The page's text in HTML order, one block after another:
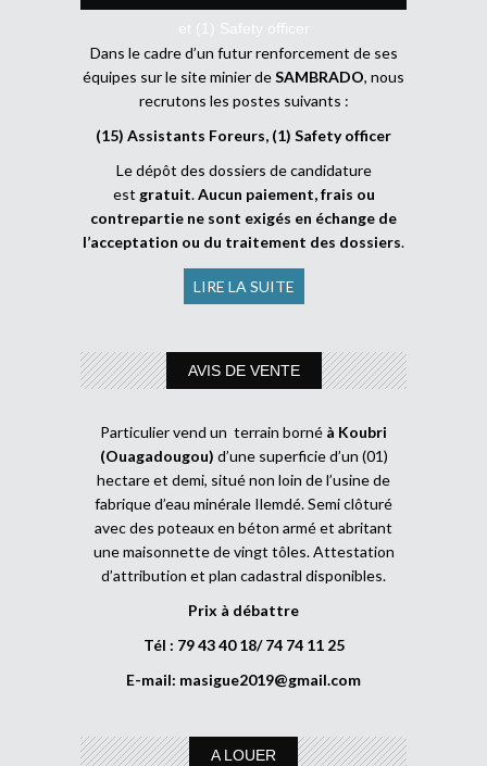
et (1) Safety officer
Dans le cadre d’un futur renforcement de ses
équipes sur le site minier deSAMBRADO, nous
recrutons les postes suivants :
(15) Assistants Foreurs, (1) Safety officer
Le dépôt des dossiers de candidature
est gratuit.Aucun paiement, frais ou
contrepartie ne sont exigés en échange de
l’acceptation ou du traitement des dossiers.
LIRE LA SUITE
AVIS DE VENTE
Particulier vend un terrain borné à Koubri
(Ouagadougou) d’une superficie d’un (01)
hectare et demi, situé non loin de l’usine de
fabrique d’eau minérale Ilemdé. Semi clôturé
avec des poteaux en béton armé et abritant
une maisonnette de vingt tôles. Attestation
d’attribution et plan cadastral disponibles.
Prix à débattre
Tél : 79 43 40 18/ 74 74 11 25
E-mail: masigue2019@gmail.com
A LOUER